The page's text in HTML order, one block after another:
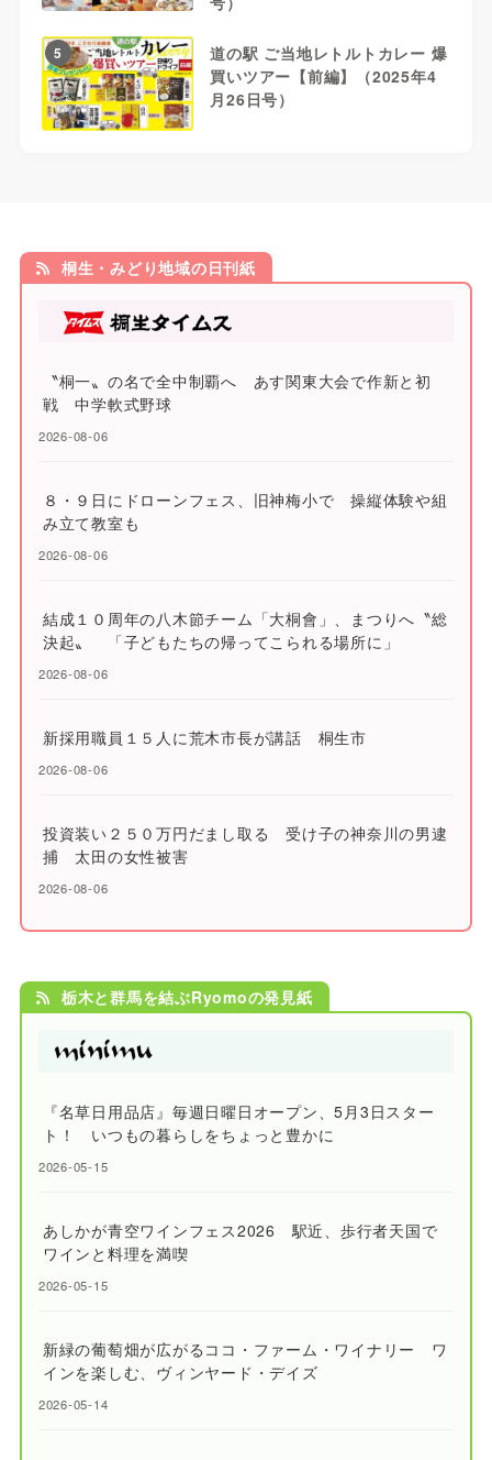
5
道の駅 ご当地レトルトカレー 爆
買いツアー【前編】（2025年4
月26日号）
桐生・みどり地域の日刊紙
〝桐一〟の名で全中制覇へ あす関東大会で作新と初
戦 中学軟式野球
2026-08-06
８・９日にドローンフェス、旧神梅小で 操縦体験や組
み立て教室も
2026-08-06
結成１０周年の八木節チーム「大桐會」、まつりへ〝総
決起〟 「子どもたちの帰ってこられる場所に」
2026-08-06
新採用職員１５人に荒木市長が講話 桐生市
2026-08-06
投資装い２５０万円だまし取る 受け子の神奈川の男逮
捕 太田の女性被害
2026-08-06
栃木と群馬を結ぶRyomoの発見紙
『名草日用品店』毎週日曜日オープン、5月3日スター
ト！ いつもの暮らしをちょっと豊かに
2026-05-15
あしかが青空ワインフェス2026 駅近、歩行者天国で
ワインと料理を満喫
2026-05-15
新緑の葡萄畑が広がるココ・ファーム・ワイナリー ワ
インを楽しむ、ヴィンヤード・デイズ
2026-05-14